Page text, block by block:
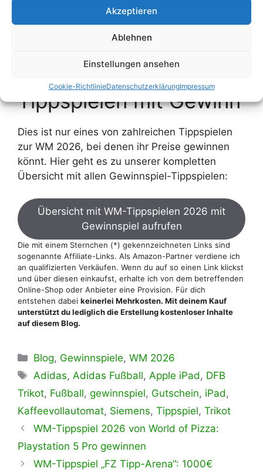
Akzeptieren
Ablehnen
Einstellungen ansehen
Cookie-RichtlinieDatenschutzerklärungImpressum
WM-Tippspiel von Transoplast aufrufen
bekannten WM-
Tippspielen mit Gewinn
Dies ist nur eines von zahlreichen Tippspielen
zur WM 2026, bei denen ihr Preise gewinnen
könnt. Hier geht es zu unserer kompletten
Übersicht mit allen Gewinnspiel-Tippspielen:
Übersicht mit WM-Tippspielen 2026 mit
Gewinnspiel aufrufen
Die mit einem Sternchen (*) gekennzeichneten Links sind
sogenannte Affiliate-Links. Als Amazon-Partner verdiene ich
an qualifizierten Verkäufen. Wenn du auf so einen Link klickst
und über diesen einkaufst, erhalte ich von dem betreffenden
Online-Shop oder Anbieter eine Provision. Für dich
entstehen dabei keinerlei Mehrkosten. Mit deinem Kauf
unterstützt du lediglich die Erstellung kostenloser Inhalte
auf diesem Blog.
Kategorien
Blog, Gewinnspiele,WM 2026
Schlagwörter
Adidas,Adidas Fußball,Apple iPad, DFB
Trikot, Fußball, gewinnspiel, Gutschein, iPad,
Kaffeevollautomat, Siemens, Tippspiel, Trikot
WM-Tippspiel 2026 von World of Pizza:
Playstation 5 Pro gewinnen
WM-Tippspiel „FZ Tipp-Arena“: 1000€